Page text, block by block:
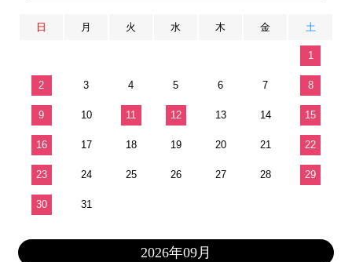
日 月 火 水 木 金 土
1
2 3 4 5 6 7 8
9 10 11 12 13 14 15
16 17 18 19 20 21 22
23 24 25 26 27 28 29
30 31
2026年09月